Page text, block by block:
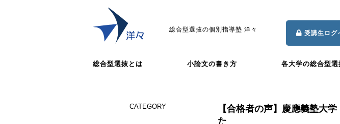
総合型選抜の個別指導塾 洋々 受講生ログ
総合型選抜とは 小論文の書き方 各大学の総合型選
【合格者の声】慶應義塾大
た
CATEGORY